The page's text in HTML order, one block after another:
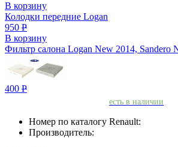
В корзину
Колодки передние Logan
950 Р
В корзину
Фильтр салона Logan New 2014, Sandero
400 Р
есть в наличии
Номер по каталогу Renault:
Производитель: